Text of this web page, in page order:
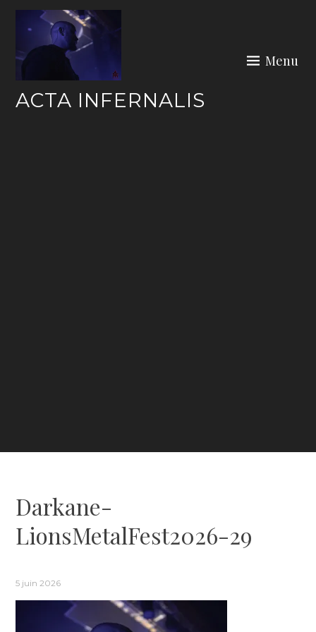
content
ACTA INFERNALIS
Menu
Darkane-
LionsMetalFest2026-29
5 juin 2026